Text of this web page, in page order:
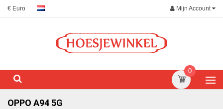
€ Euro Mijn Account
0
OPPO A94 5G